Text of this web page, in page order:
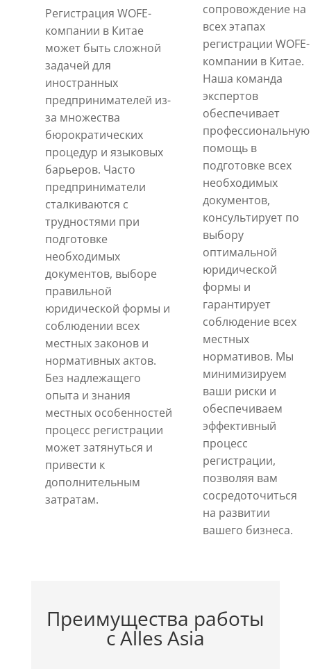
Регистрация WOFE-
компании в Китае
может быть сложной
задачей для
иностранных
предпринимателей из-
за множества
бюрократических
процедур и языковых
барьеров. Часто
предприниматели
сталкиваются с
трудностями при
подготовке
необходимых
документов, выборе
правильной
юридической формы и
соблюдении всех
местных законов и
нормативных актов.
Без надлежащего
опыта и знания
местных особенностей
процесс регистрации
может затянуться и
привести к
дополнительным
затратам.
сопровождение на
всех этапах
регистрации WOFE-
компании в Китае.
Наша команда
экспертов
обеспечивает
профессиональную
помощь в
подготовке всех
необходимых
документов,
консультирует по
выбору
оптимальной
юридической
формы и
гарантирует
соблюдение всех
местных
нормативов. Мы
минимизируем
ваши риски и
обеспечиваем
эффективный
процесс
регистрации,
позволяя вам
сосредоточиться
на развитии
вашего бизнеса.
Преимущества работы
с Alles Asia